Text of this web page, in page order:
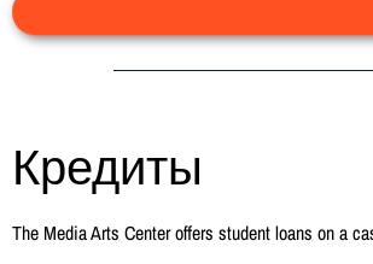
Кредиты
The Media Arts Center offers student loans on a